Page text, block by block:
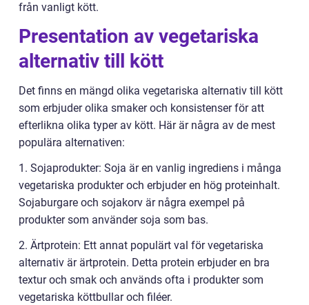
från vanligt kött.
Presentation av vegetariska
alternativ till kött
Det finns en mängd olika vegetariska alternativ till kött
som erbjuder olika smaker och konsistenser för att
efterlikna olika typer av kött. Här är några av de mest
populära alternativen:
1. Sojaprodukter: Soja är en vanlig ingrediens i många
vegetariska produkter och erbjuder en hög proteinhalt.
Sojaburgare och sojakorv är några exempel på
produkter som använder soja som bas.
2. Ärtprotein: Ett annat populärt val för vegetariska
alternativ är ärtprotein. Detta protein erbjuder en bra
textur och smak och används ofta i produkter som
vegetariska köttbullar och filéer.